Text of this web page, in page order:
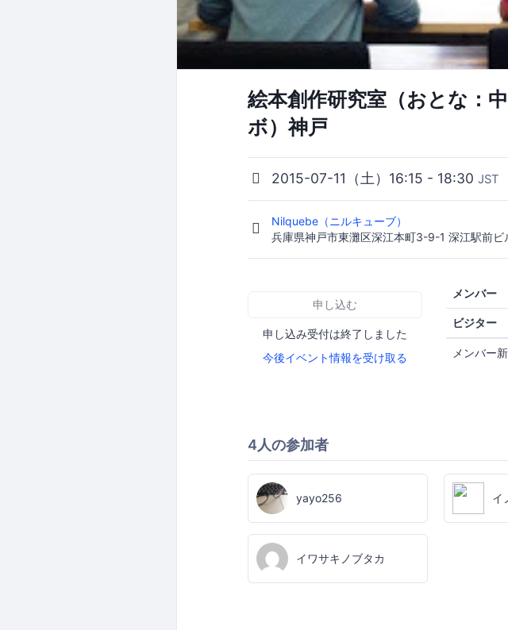
絵本創作研究室（おとな：
ボ）神戸
2015-07-11（土）16:15 - 18:30 JST
Nilquebe（ニルキューブ）
兵庫県神戸市東灘区深江本町3-9-1 深江駅前ビ
申し込む
申し込み受付は終了しました
今後イベント情報を受け取る
メンバー
ビジター
メンバー
4人の参加者
yayo256 イ
イワサキノブタカ